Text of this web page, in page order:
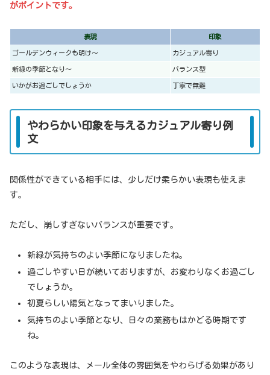
がポイントです。
表現 印象
ゴールデンウィークも明け〜 カジュアル寄り
新緑の季節となり〜 バランス型
いかがお過ごしでしょうか 丁寧で無難
やわらかい印象を与えるカジュアル寄り例
文
関係性ができている相手には、少しだけ柔らかい表現も使えま
す。
ただし、崩しすぎないバランスが重要です。
新緑が気持ちのよい季節になりましたね。
過ごしやすい日が続いておりますが、お変わりなくお過ごし
でしょうか。
初夏らしい陽気となってまいりました。
気持ちのよい季節となり、日々の業務もはかどる時期です
ね。
このような表現は、メール全体の雰囲気をやわらげる効果があり